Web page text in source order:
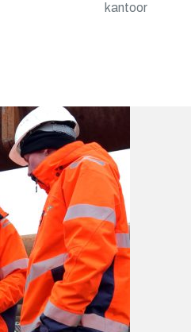
kantoor